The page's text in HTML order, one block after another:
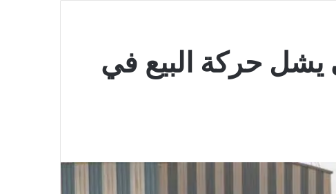
يشل حركة البيع في